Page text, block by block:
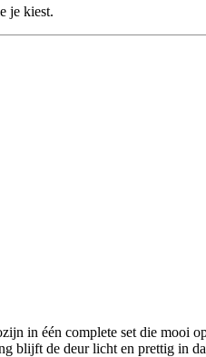
je kiest.
in één complete set die mooi
blijft de deur licht en prettig in